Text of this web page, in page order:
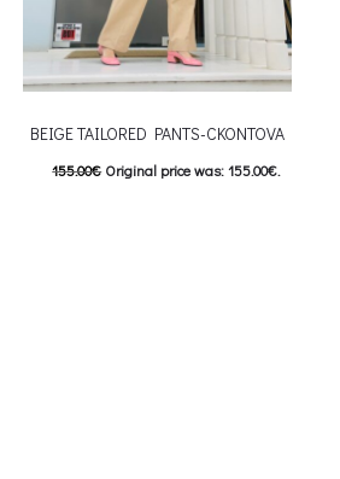
BEIGE TAILORED PANTS-CKONTOVA
155.00€ Original price was: 155.00€.